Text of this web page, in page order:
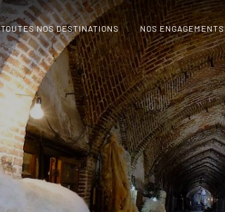
TOUTES NOS DESTINATIONS NOS ENGAGEMENTS